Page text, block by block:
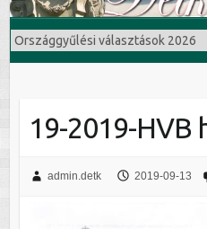
19-2019-HVB
admin.detk 2019-09-13